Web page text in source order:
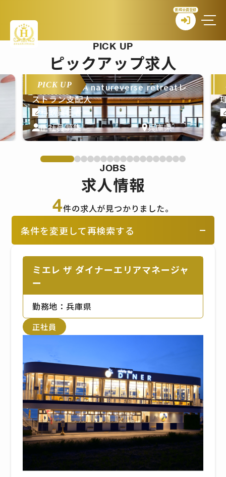
新規会員登録
PICK UP
ピックアップ求人
PICK UP
THE PASONA natureverse retreatレ
ストラン支配人
料飲責任者
正社員募集
兵庫県
JOBS
求人情報
4件の求人が見つかりました。
条件を変更して再検索する
ミエレ ザ ダイナーエリアマネージャ
ー
勤務地：兵庫県
正社員